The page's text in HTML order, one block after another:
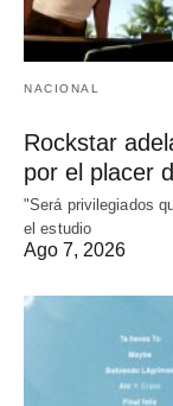
NACIONAL
Rockstar
por el placer
"Será privilegiados
el estudio
Ago 7, 2026